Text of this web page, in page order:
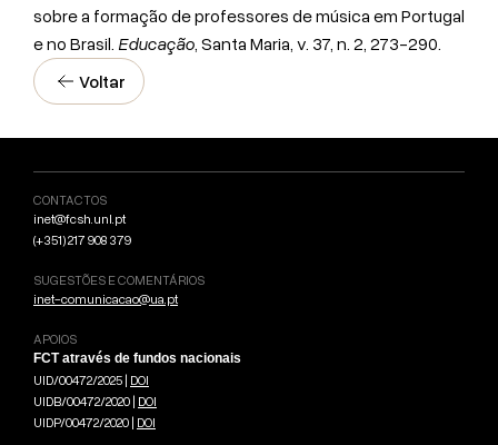
sobre a formação de professores de música em Portugal
e no Brasil. Educação, Santa Maria, v. 37, n. 2, 273-290.
Voltar
CONTACTOS
inet@fcsh.unl.pt
(+351) 217 908 379
SUGESTÕES E COMENTÁRIOS
inet-comunicacao@ua.pt
APOIOS
FCT através de fundos nacionais
UID/00472/2025 | DOI
UIDB/00472/2020 | DOI
UIDP/00472/2020 | DOI